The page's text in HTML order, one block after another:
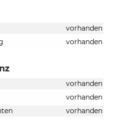
vorhanden
vorhanden
vorhanden
vorhanden
vorhanden